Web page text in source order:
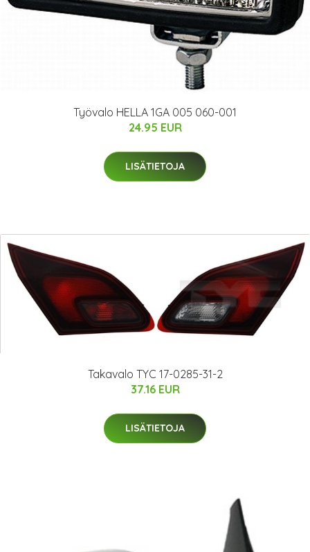
Työvalo HELLA 1GA 005 060-001
24.95 EUR
LISÄTIETOJA
Takavalo TYC 17-0285-31-2
37.16 EUR
LISÄTIETOJA